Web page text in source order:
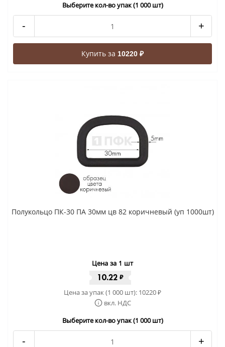
Выберите кол-во упак (1 000 шт)
- +
Купить за 10220 ₽
Полукольцо ПК-30 ПА 30мм цв 82 коричневый (уп 1000шт)
Цена за 1 шт
10.22 ₽
Цена за упак (1 000 шт): 10220₽
вкл. НДС
Выберите кол-во упак (1 000 шт)
- +